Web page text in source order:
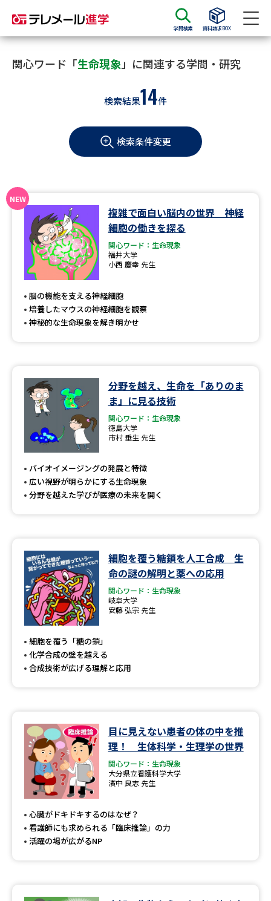
学問検索 資料請求BOX
資料請求 資料検索
大学・短大の資料種類から請求
学部・学科パンフ
過去問題集
大学・短大以外の資料から請求
専門学校の資料請求 大学院の資料請求
留学・進学関連、塾・予備校
内」の請求
高等学校（情報）教員資格認定
大学研究
大学で学べる内容や特徴を調べる
データサイエンス特集 奨学金・特待生制度特集
デジタルパンフレット
新学年スタート号特集ページ
（高3生用）
SELFBRAND特集ページ
オープンキャンパス検索 実施プログラムから探す
来場型・Web型イベント特集 夢ナビライブ
受験準備
関心ワード「生命現象」に関連する学問・研究
検索結果14件
検索条件変更
複雑で面白い脳内の世界 神経
細胞の働きを探る
関心ワード：生命現象
福井大学
小西 慶幸 先生
脳の機能を支える神経細胞
培養したマウスの神経細胞を観察
神秘的な生命現象を解き明かせ
分野を越え、生命を「ありのま
ま」に見る技術
関心ワード：生命現象
徳島大学
市村 垂生 先生
バイオイメージングの発展と特徴
広い視野が明らかにする生命現象
分野を越えた学びが医療の未来を開く
細胞を覆う糖鎖を人工合成 生
命の謎の解明と薬への応用
関心ワード：生命現象
岐阜大学
安藤 弘宗 先生
細胞を覆う「糖の鎖」
化学合成の壁を越える
合成技術が広げる理解と応用
目に見えない患者の体の中を推
理！ 生体科学・生理学の世界
関心ワード：生命現象
大分県立看護科学大学
濱中 良志 先生
心臓がドキドキするのはなぜ？
看護師にも求められる「臨床推論」の力
活躍の場が広がるNP